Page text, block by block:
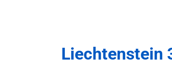
Liechtenstein